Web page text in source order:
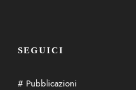
SEGUICI
# Pubblicazioni